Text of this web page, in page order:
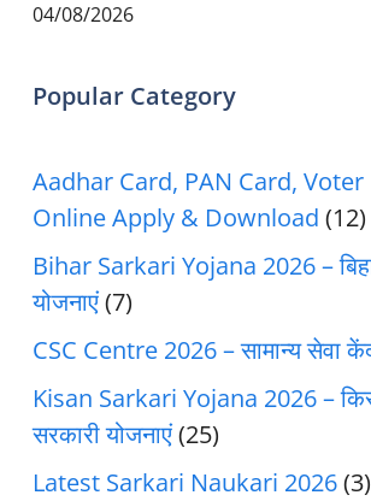
04/08/2026
Popular Category
Aadhar Card, PAN Card, Voter
Online Apply & Download (12)
Bihar Sarkari Yojana 2026 –
योजनाएं(7)
CSC Centre 2026 – सामान्य सेवा
Kisan Sarkari Yojana 2026 –
सरकारी योजनाएं(25)
Latest Sarkari Naukari 2026(3)